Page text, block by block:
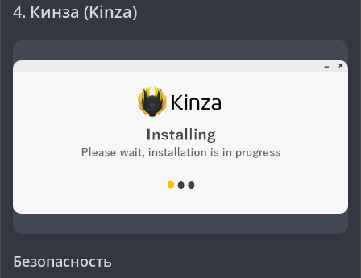
4. Кинза (Kinza)
Безопасность